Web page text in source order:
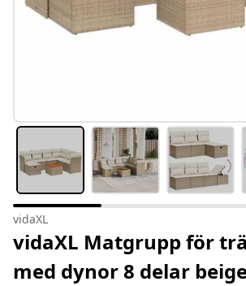
vidaXL
vidaXL Matgrupp för
med dynor 8 delar